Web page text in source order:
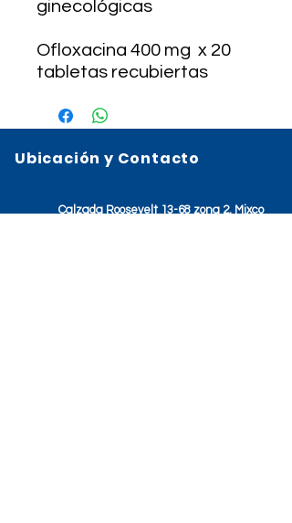
ginecológicas
Ofloxacina 400 mg x 20
tabletas recubiertas
Ubicación y Contacto
Calzada Roosevelt 13-68 zona 2, Mixco